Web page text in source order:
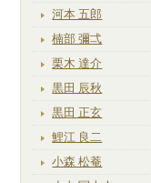
河本 五郎
楠部 彌弌
栗木 達介
黒田 辰秋
黒田 正玄
鯉江 良二
小森 松菴